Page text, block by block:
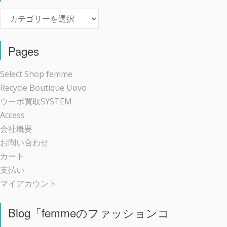
Pages
Select Shop femme
Recycle Boutique Uovo
ウーボ買取SYSTEM
Access
会社概要
お問い合わせ
カート
支払い
マイアカウント
Blog「femmeのファッションコ